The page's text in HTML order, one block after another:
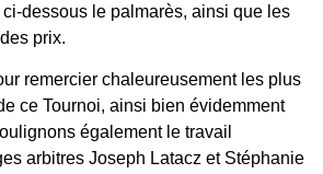
dessous le palmarès, ainsi que les
prix.
remercier chaleureusement les plus
ce Tournoi, ainsi bien évidemment
également le travail
arbitres Joseph Latacz et Stéphanie